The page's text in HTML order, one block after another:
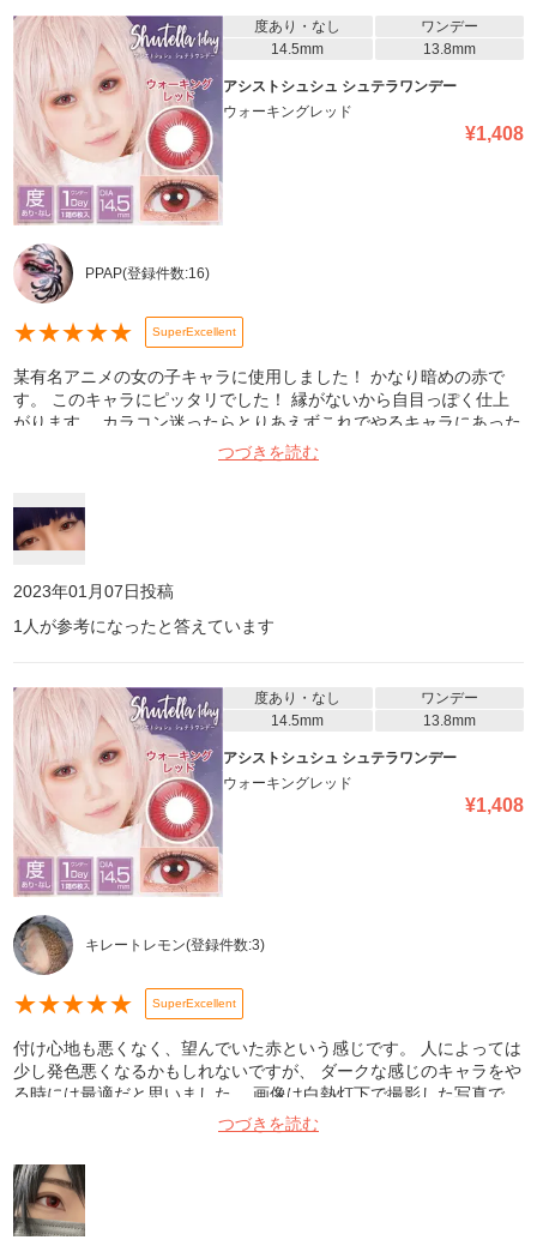
度あり・なし
ワンデー
14.5mm
13.8mm
アシストシュシュ シュテラワンデー
ウォーキングレッド
¥1,408
PPAP(登録件数:16)
★★★★★ SuperExcellent
某有名アニメの女の子キャラに使用しました！ かなり暗めの赤で
す。 このキャラにピッタリでした！ 縁がないから自目っぽく仕上
がります。 カラコン迷ったらとりあえずこれでやるキャラにあった
色を存分に探して買って欲しい！！
つづきを読む
2023年01月07日投稿
1 人が参考になったと答えています
度あり・なし
ワンデー
14.5mm
13.8mm
アシストシュシュ シュテラワンデー
ウォーキングレッド
¥1,408
キレートレモン(登録件数:3)
★★★★★ SuperExcellent
付け心地も悪くなく、望んでいた赤という感じです。 人によっては
少し発色悪くなるかもしれないですが、 ダークな感じのキャラをや
る時には最適だと思いました。 画像は白熱灯下で撮影した写真で
つづきを読む